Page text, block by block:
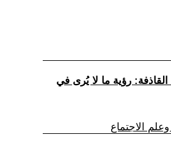
القاذفة: رؤية ما لا يُرى في
الاجتماع